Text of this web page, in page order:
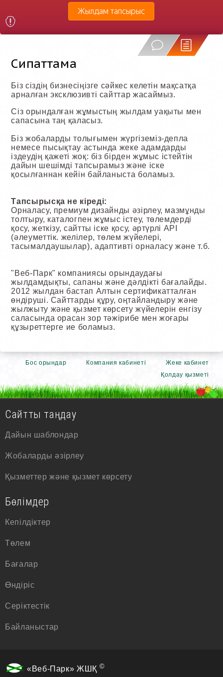
Жылдам тапсырыс
Сипаттама
Біз сіздің бизнесіңізге сәйкес келетін мақсатқа
арналған эксклюзивті сайттар жасаймыз.
Сіз орындалған жұмыстың жылдам уақыты мен
сапасына таң қаласыз.
Біз жобаларды толығымен жүргіземіз-депла
немесе пысықтау астында жеке адамдарды
іздеудің қажеті жоқ: біз бірден жұмыс істейтін
дайын шешімді тапсырамыз және іске
қосылғаннан кейін байланыста боламыз.
Тапсырысқа не кіреді:
Орналасу, премиум дизайнды әзірлеу, мазмұнды
толтыру, каталогпен жұмыс істеу, төлемдерді
қосу, жеткізу, сайтты іске қосу, әртүрлі API
(әлеуметтік. желілер, төлем жүйелері,
тасымалдаушылар), адаптивті орналасу және т.б.
"Веб-Парк" компаниясы орындаудағы
жылдамдықты, сапаны және дәлдікті бағалайды.
2012 жылдан бастап Алтын сертификатталған
өндіруші. Сайттарды құру, оңтайландыру және
жылжыту және қызмет көрсету жүйелерін енгізу
саласында орасан зор тәжірибе мен жоғары
құзыреттерге ие боламыз.
Бос орындар Компания кабинеті
Жеке кабинет
Қолдау қызметі
Сайтты таңдау
Дайын шаблондар
Жобаларды әзірлеу
Қызметтер және қызмет көрсету
Бөлімдер
Кепілдіктер
Төлем
Бағалар
Өндіріс
Серіктестік
Байланыстар
«Веб-Парк» ЖШҚ ©